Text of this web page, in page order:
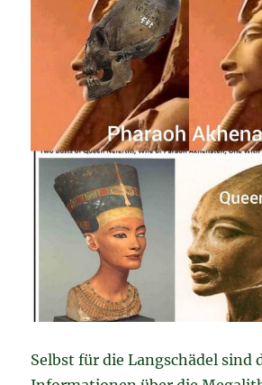
Selbst für die Langschädel sind